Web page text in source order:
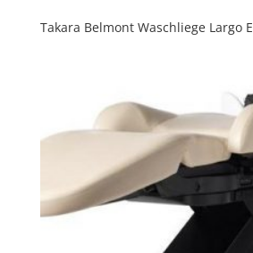
Takara Belmont Waschliege Largo